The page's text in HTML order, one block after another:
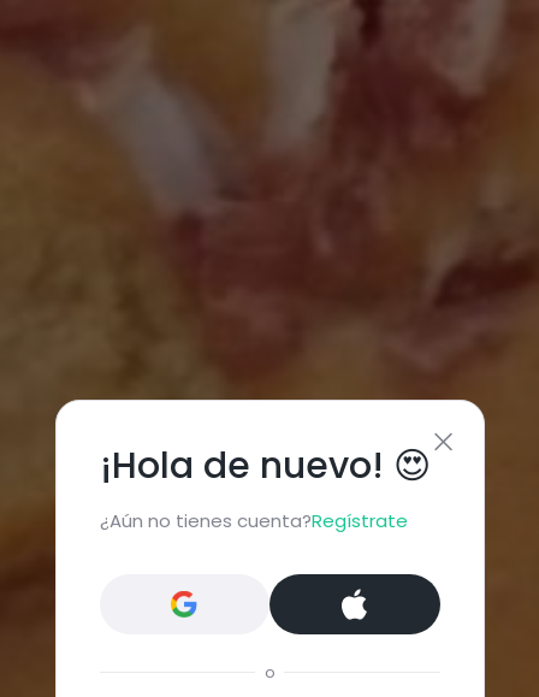
¡Hola de nuevo! 😍
¿Aún no tienes cuenta?Regístrate
o